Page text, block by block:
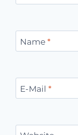
Name *
E-Mail *